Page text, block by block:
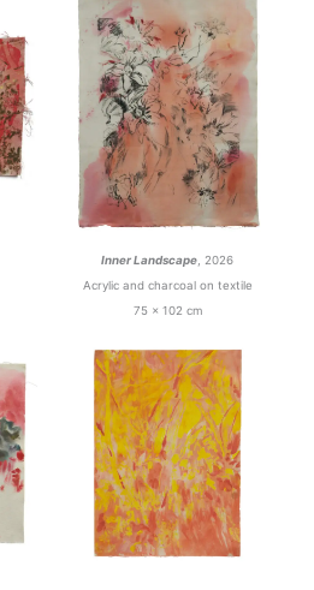
Inner Landscape , 2026
Acrylic and charcoal on textile
75 x 102 cm